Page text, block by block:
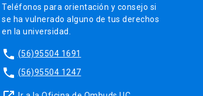
Teléfonos para orientación y consejo si
se ha vulnerado alguno de tus derechos
en la universidad.
phone (56)95504 1691
phone (56)95504 1247